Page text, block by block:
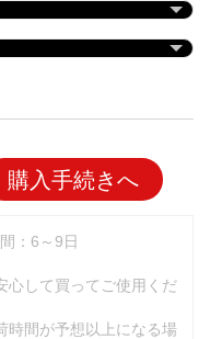
購入手続きへ
：6～9日
心して買ってご使用くだ
時間が予想以上になる場